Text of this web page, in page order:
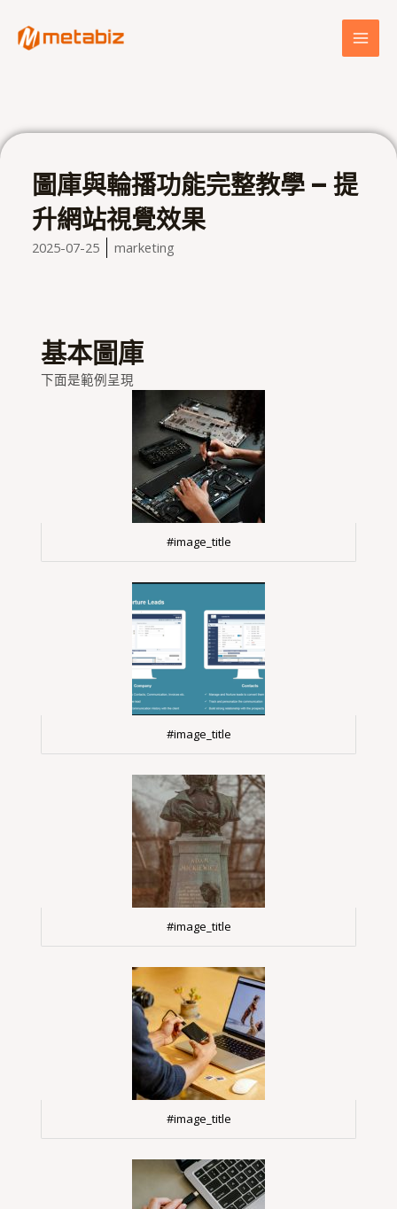
圖庫與輪播功能完整教學 – 提
升網站視覺效果
2025-07-25 marketing
基本圖庫
下面是範例呈現
#image_title
#image_title
#image_title
#image_title